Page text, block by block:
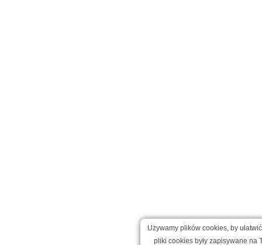
Używamy plików cookies, by
pliki cookies były zapisywane na